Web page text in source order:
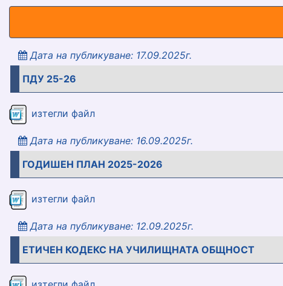
Дата на публикуване: 17.09.2025г.
ПДУ 25-26
изтегли файлpdu_25_26___gotov.docx
Дата на публикуване: 16.09.2025г.
ГОДИШЕН ПЛАН 2025-2026
изтегли файлgodishen_plan_2025_2026_1_.doc
Дата на публикуване: 12.09.2025г.
ЕТИЧЕН КОДЕКС НА УЧИЛИЩНАТА ОБЩНОСТ